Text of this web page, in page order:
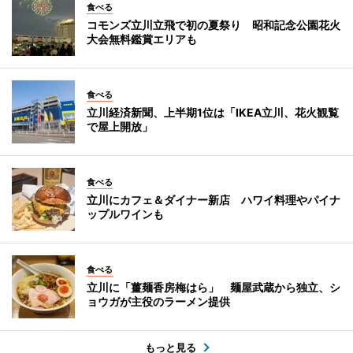
食べる
コモンズ立川立飛で初の夏祭り 昭和記念公園花火
大会無料鑑賞エリアも
食べる
立川経済新聞、上半期1位は「IKEA立川、花火観覧
で屋上開放」
食べる
立川にカフェ＆ダイナー新店 ハワイ料理やパイナ
ップルワインも
食べる
立川に「薑麺香房梅はら」 麺屋武蔵から独立、シ
ョウガが主役のラーメン提供
もっと見る